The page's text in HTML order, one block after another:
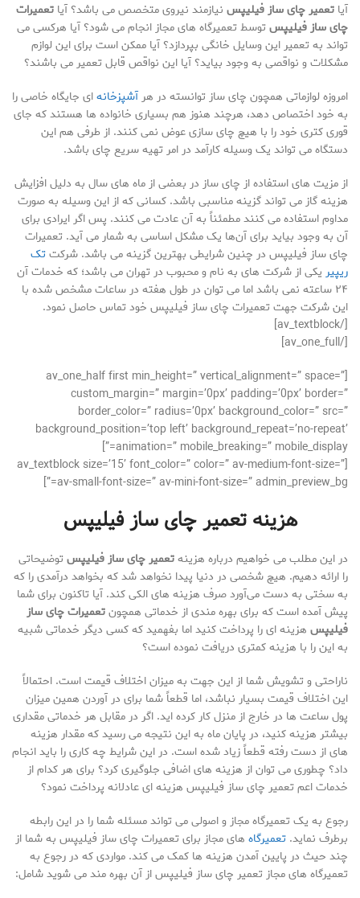
آیا تعمیر چای ساز فیلیپس نیازمند نیروی متخصص می باشد؟ آیا تعمیرات
چای ساز فیلیپس توسط تعمیرگاه های مجاز انجام می شود؟ آیا هرکسی می
تواند به تعمیر این وسایل خانگی بپردازد؟ آیا ممکن است برای این لوازم
مشکلات و نواقصی به وجود بیاید؟ آیا این نواقص قابل تعمیر می باشند؟
امروزه لوازماتی همچون چای ساز توانسته در هرآشپزخانهای جایگاه خاصی را
به خود اختصاص دهد، هرچند هنوز هم بسیاری خانواده ها هستند که جای
قوری کتری خود را با هیچ چای سازی عوض نمی کنند. از طرفی هم این
دستگاه می تواند یک وسیله کارآمد در امر تهیه سریع چای باشد.
از مزیت های استفاده از چای ساز در بعضی از ماه های سال به دلیل افزایش
هزینه گاز می تواند گزینه مناسبی باشد. کسانی که از این وسیله به صورت
مداوم استفاده می کنند مطمئناً به آن عادت می کنند. پس اگر ایرادی برای
آن به وجود بیاید برای آن‌ها یک مشکل اساسی به شمار می آید. تعمیرات
چای ساز فیلیپس در چنین شرایطی بهترین گزینه می باشد. شرکتتک
ریپیر یکی از شرکت های به نام و محبوب در تهران می باشد؛ که خدمات آن
۲۴ ساعته نمی باشد اما می توان در طول هفته در ساعات مشخص شده با
این شرکت جهت تعمیرات چای ساز فیلیپس خود تماس حاصل نمود.
[/av_textblock]
[/av_one_full]
[av_one_half first min_height=” vertical_alignment=” space=”
custom_margin=” margin=’0px’ padding=’0px’ border=”
border_color=” radius=’0px’ background_color=” src=”
background_position=’top left’ background_repeat=’no-repeat’
animation=” mobile_breaking=” mobile_display=”]
[av_textblock size=’15’ font_color=” color=” av-medium-font-size=”
av-small-font-size=” av-mini-font-size=” admin_preview_bg=”]
هزینه تعمیر چای ساز فیلیپس
در این مطلب می خواهیم درباره هزینهتعمیر چای ساز فیلیپس توضیحاتی
را ارائه دهیم. هیچ شخصی در دنیا پیدا نخواهد شد که بخواهد درآمدی را که
به سختی به دست می‌آورد صرف هزینه های الکی کند. آیا تاکنون برای شما
پیش آمده است که برای بهره مندی از خدماتی همچونتعمیرات چای ساز
فیلیپس هزینه ای را پرداخت کنید اما بفهمید که کسی دیگر خدماتی شبیه
به این را با هزینه کمتری دریافت نموده است؟
ناراحتی و تشویش شما از این جهت به میزان اختلاف قیمت است. احتمالاً
این اختلاف قیمت بسیار نباشد، اما قطعاً شما برای در آوردن همین میزان
پول ساعت ها در خارج از منزل کار کرده اید. اگر در مقابل هر خدماتی مقداری
بیشتر هزینه کنید، در پایان ماه به این نتیجه می رسید که مقدار هزینه
های از دست رفته قطعاً زیاد شده است. در این شرایط چه کاری را باید انجام
داد؟ چطوری می توان از هزینه های اضافی جلوگیری کرد؟ برای هر کدام از
خدمات اعم تعمیر چای ساز فیلیپس هزینه ای عادلانه پرداخت نمود؟
رجوع به یک تعمیرگاه مجاز و اصولی می تواند مسئله شما را در این رابطه
برطرف نماید. تعمیرگاه های مجاز برای تعمیرات چای ساز فیلیپس به شما از
چند حیث در پایین آمدن هزینه ها کمک می کند. مواردی که در رجوع به
تعمیرگاه های مجاز تعمیر چای ساز فیلیپس از آن بهره مند می شوید شامل: